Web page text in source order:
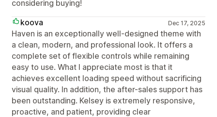
considering buying!
koova
Dec 17, 2025
Haven is an exceptionally well-designed theme with
a clean, modern, and professional look. It offers a
complete set of flexible controls while remaining
easy to use. What I appreciate most is that it
achieves excellent loading speed without sacrificing
visual quality. In addition, the after-sales support has
been outstanding. Kelsey is extremely responsive,
proactive, and patient, providing clear